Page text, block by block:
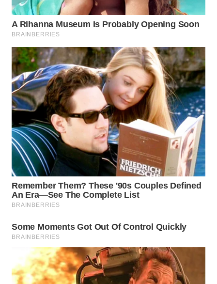
WN
KUNINGAN
WN
MAJALENGKA
SUBANG
WN
SUKABUMI
WN
PURWAKARTA
WN
PRIANGAN
WN
SEMARANG